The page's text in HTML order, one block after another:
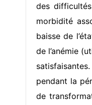
des
morbidité
baisse de
de l’anémie
pendant la
de